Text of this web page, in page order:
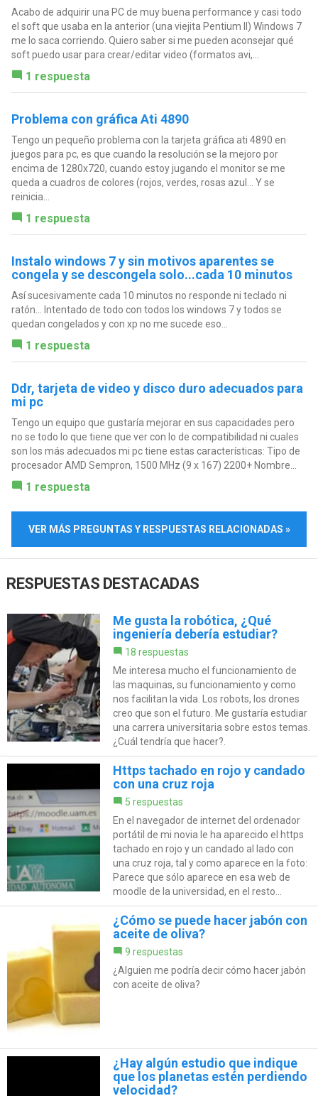
Acabo de adquirir una PC de muy buena performance y casi todo
el soft que usaba en la anterior (una viejita Pentium II) Windows 7
me lo saca corriendo. Quiero saber si me pueden aconsejar qué
soft puedo usar para crear/editar video (formatos avi,...
1 respuesta
Problema con gráfica Ati 4890
Tengo un pequeño problema con la tarjeta gráfica ati 4890 en
juegos para pc, es que cuando la resolución se la mejoro por
encima de 1280x720, cuando estoy jugando el monitor se me
queda a cuadros de colores (rojos, verdes, rosas azul... Y se
reinicia...
1 respuesta
Instalo windows 7 y sin motivos aparentes se
congela y se descongela solo...cada 10 minutos
Así sucesivamente cada 10 minutos no responde ni teclado ni
ratón... Intentado de todo con todos los windows 7 y todos se
quedan congelados y con xp no me sucede eso...
1 respuesta
Ddr, tarjeta de video y disco duro adecuados para
mi pc
Tengo un equipo que gustaría mejorar en sus capacidades pero
no se todo lo que tiene que ver con lo de compatibilidad ni cuales
son los más adecuados mi pc tiene estas características: Tipo de
procesador AMD Sempron, 1500 MHz (9 x 167) 2200+ Nombre...
1 respuesta
VER MÁS PREGUNTAS Y RESPUESTAS RELACIONADAS »
RESPUESTAS DESTACADAS
Me gusta la robótica, ¿Qué
ingeniería debería estudiar?
18 respuestas
Me interesa mucho el funcionamiento de
las maquinas, su funcionamiento y como
nos facilitan la vida. Los robots, los drones
creo que son el futuro. Me gustaría estudiar
una carrera universitaria sobre estos temas.
¿Cuál tendría que hacer?.
Https tachado en rojo y candado
con una cruz roja
5 respuestas
En el navegador de internet del ordenador
portátil de mi novia le ha aparecido el https
tachado en rojo y un candado al lado con
una cruz roja, tal y como aparece en la foto:
Parece que sólo aparece en esa web de
moodle de la universidad, en el resto...
¿Cómo se puede hacer jabón con
aceite de oliva?
9 respuestas
¿Alguien me podría decir cómo hacer jabón
con aceite de oliva?
¿Hay algún estudio que indique
que los planetas estén perdiendo
velocidad?